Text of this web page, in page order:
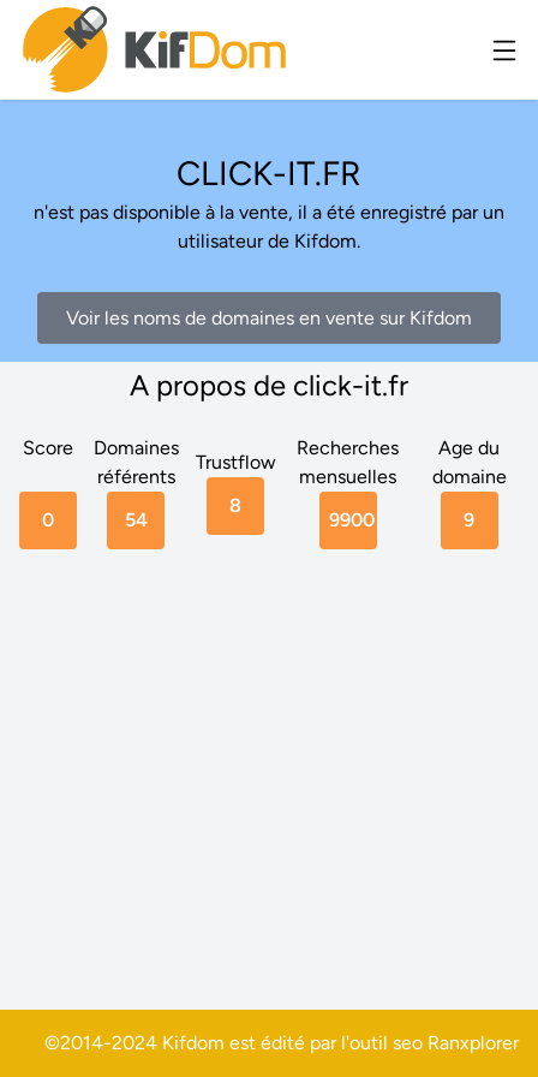
CLICK-IT.FR
n'est pas disponible à la vente, il a été enregistré par un
utilisateur de Kifdom.
Voir les noms de domaines en vente sur Kifdom
A propos de click-it.fr
Score
0
Domaines
référents
54
Trustflow
8
Recherches
mensuelles
9900
Age du
domaine
9
©2014-2024 Kifdom est édité par l'outil seo Ranxplorer